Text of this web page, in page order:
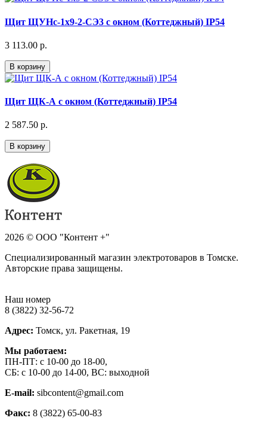
Щит ЩУНс-1х9-2-СЭ3 с окном (Коттеджный) IP54
3 113.00 р.
В корзину
Щит ЩК-А с окном (Коттеджный) IP54
2 587.50 р.
В корзину
2026 © ООО "Контент +"
Специализированный магазин электротоваров в Томске.
Авторские права защищены.
Наш номер
8 (3822) 32-56-72
Адрес: Томск, ул. Ракетная, 19
Мы работаем:
ПН-ПТ: с 10-00 до 18-00,
СБ: с 10-00 до 14-00, ВС: выходной
E-mail: sibcontent@gmail.com
Факс: 8 (3822) 65-00-83